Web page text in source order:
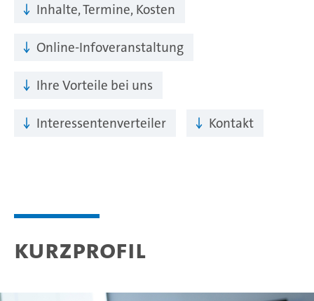
Inhalte, Termine, Kosten
Online-Infoveranstaltung
Ihre Vorteile bei uns
Interessentenverteiler Kontakt
Kurzprofil